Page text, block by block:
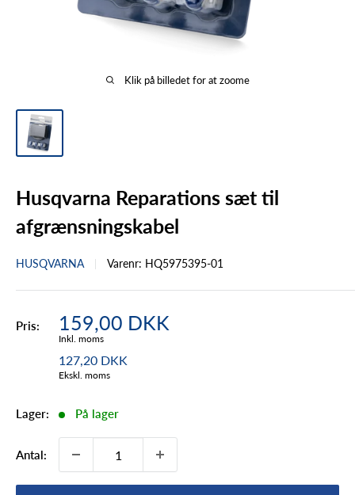
Klik på billedet for at zoome
Husqvarna Reparations sæt til
afgrænsningskabel
HUSQVARNA Varenr: HQ5975395-01
Pris: Tilbudspris
159,00 DKK
Inkl. moms
127,20 DKK
Ekskl. moms
Lager: På lager
Antal: